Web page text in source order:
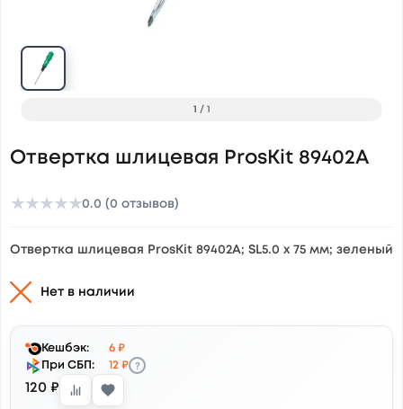
1 / 1
Отвертка шлицевая ProsKit 89402A
★★★★★0.0 (0 отзывов)
Отвертка шлицевая ProsKit 89402A; SL5.0 x 75 мм; зеленый
Нет в наличии
Кешбэк:
6 ₽
При СБП:
12 ₽ ?
120 ₽